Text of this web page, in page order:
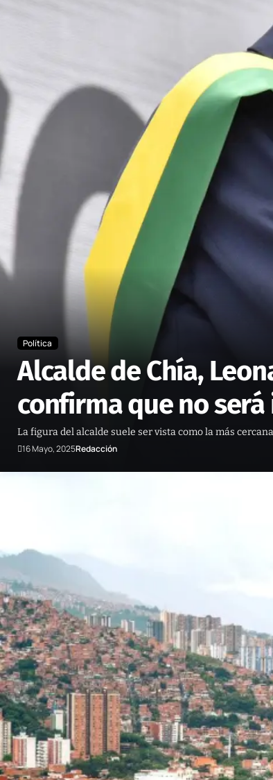
Política
Alcalde de Chía,
confirma que no
La figura del alcalde suele ser vista como la más
16 Mayo, 2025Redacción